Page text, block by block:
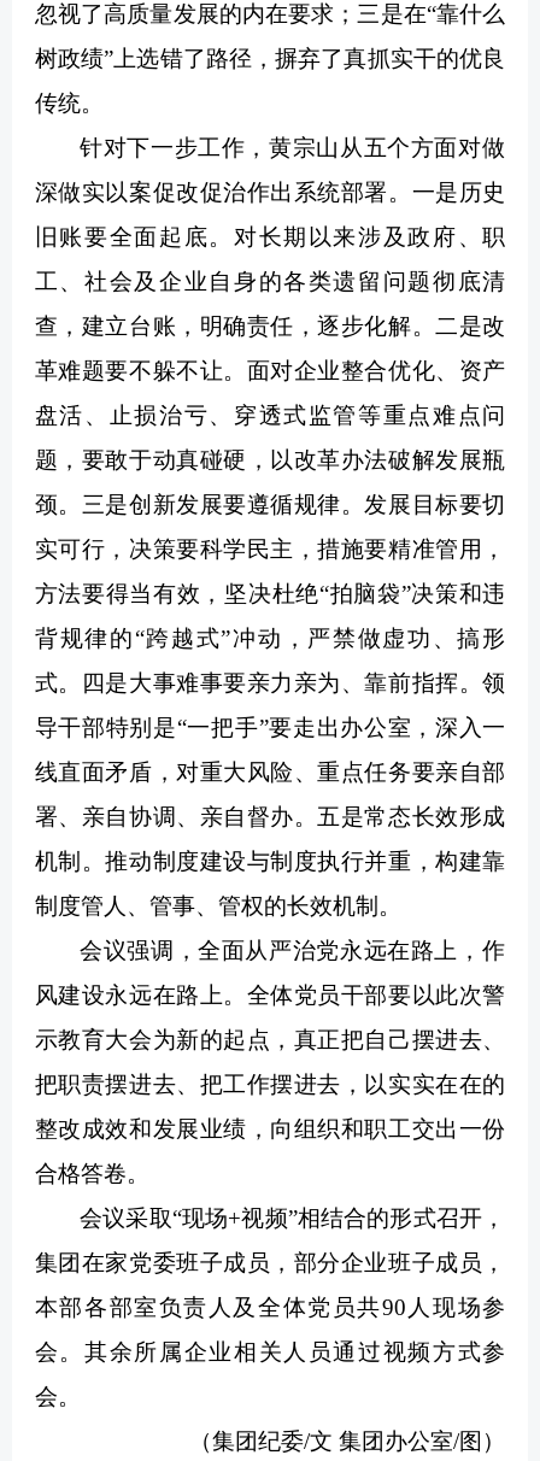
忽视了高质量发展的内在要求；三是在“靠什么
树政绩”上选错了路径，摒弃了真抓实干的优良
传统。
针对下一步工作，黄宗山从五个方面对做
深做实以案促改促治作出系统部署。一是历史
旧账要全面起底。对长期以来涉及政府、职
工、社会及企业自身的各类遗留问题彻底清
查，建立台账，明确责任，逐步化解。二是改
革难题要不躲不让。面对企业整合优化、资产
盘活、止损治亏、穿透式监管等重点难点问
题，要敢于动真碰硬，以改革办法破解发展瓶
颈。三是创新发展要遵循规律。发展目标要切
实可行，决策要科学民主，措施要精准管用，
方法要得当有效，坚决杜绝“拍脑袋”决策和违
背规律的“跨越式”冲动，严禁做虚功、搞形
式。四是大事难事要亲力亲为、靠前指挥。领
导干部特别是“一把手”要走出办公室，深入一
线直面矛盾，对重大风险、重点任务要亲自部
署、亲自协调、亲自督办。五是常态长效形成
机制。推动制度建设与制度执行并重，构建靠
制度管人、管事、管权的长效机制。
会议强调，全面从严治党永远在路上，作
风建设永远在路上。全体党员干部要以此次警
示教育大会为新的起点，真正把自己摆进去、
把职责摆进去、把工作摆进去，以实实在在的
整改成效和发展业绩，向组织和职工交出一份
合格答卷。
会议采取“现场+视频”相结合的形式召开，
集团在家党委班子成员，部分企业班子成员，
本部各部室负责人及全体党员共90人现场参
会。其余所属企业相关人员通过视频方式参
会。
（集团纪委/文 集团办公室/图）